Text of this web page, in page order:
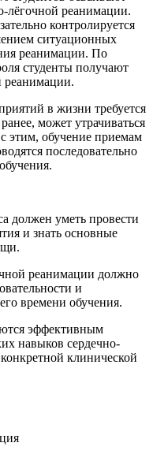
лёгочной реанимации.
контролируется
ситуационных
реанимации. По
студенты получают
реанимации.
в жизни требуется
может утрачиваться
этим, обучение приемам
последовательно
должен уметь провести
и знать основные
реанимации должно
и
времени обучения.
эффективным
навыков сердечно-
клинической